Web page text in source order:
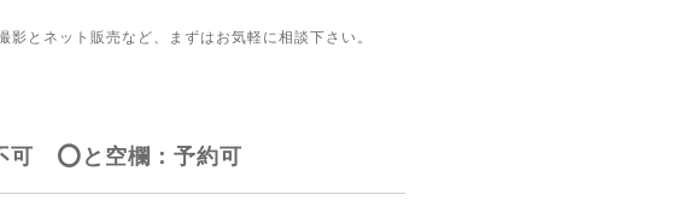
とネット販売など、まずはお気軽に相談下さい。
可 ⭕️と空欄：予約可